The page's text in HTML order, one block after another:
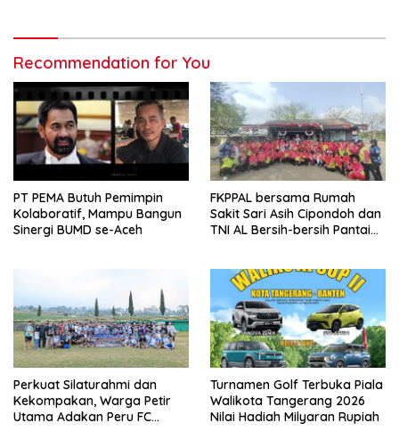
Recommendation for You
PT PEMA Butuh Pemimpin
Kolaboratif, Mampu Bangun
Sinergi BUMD se-Aceh
FKPPAL bersama Rumah
Sakit Sari Asih Cipondoh dan
TNI AL Bersih-bersih Pantai
Perkuat Silaturahmi dan
Kekompakan, Warga Petir
Utama Adakan Peru FC
Turnamen Golf Terbuka Piala
Walikota Tangerang 2026
Nilai Hadiah Milyaran Rupiah